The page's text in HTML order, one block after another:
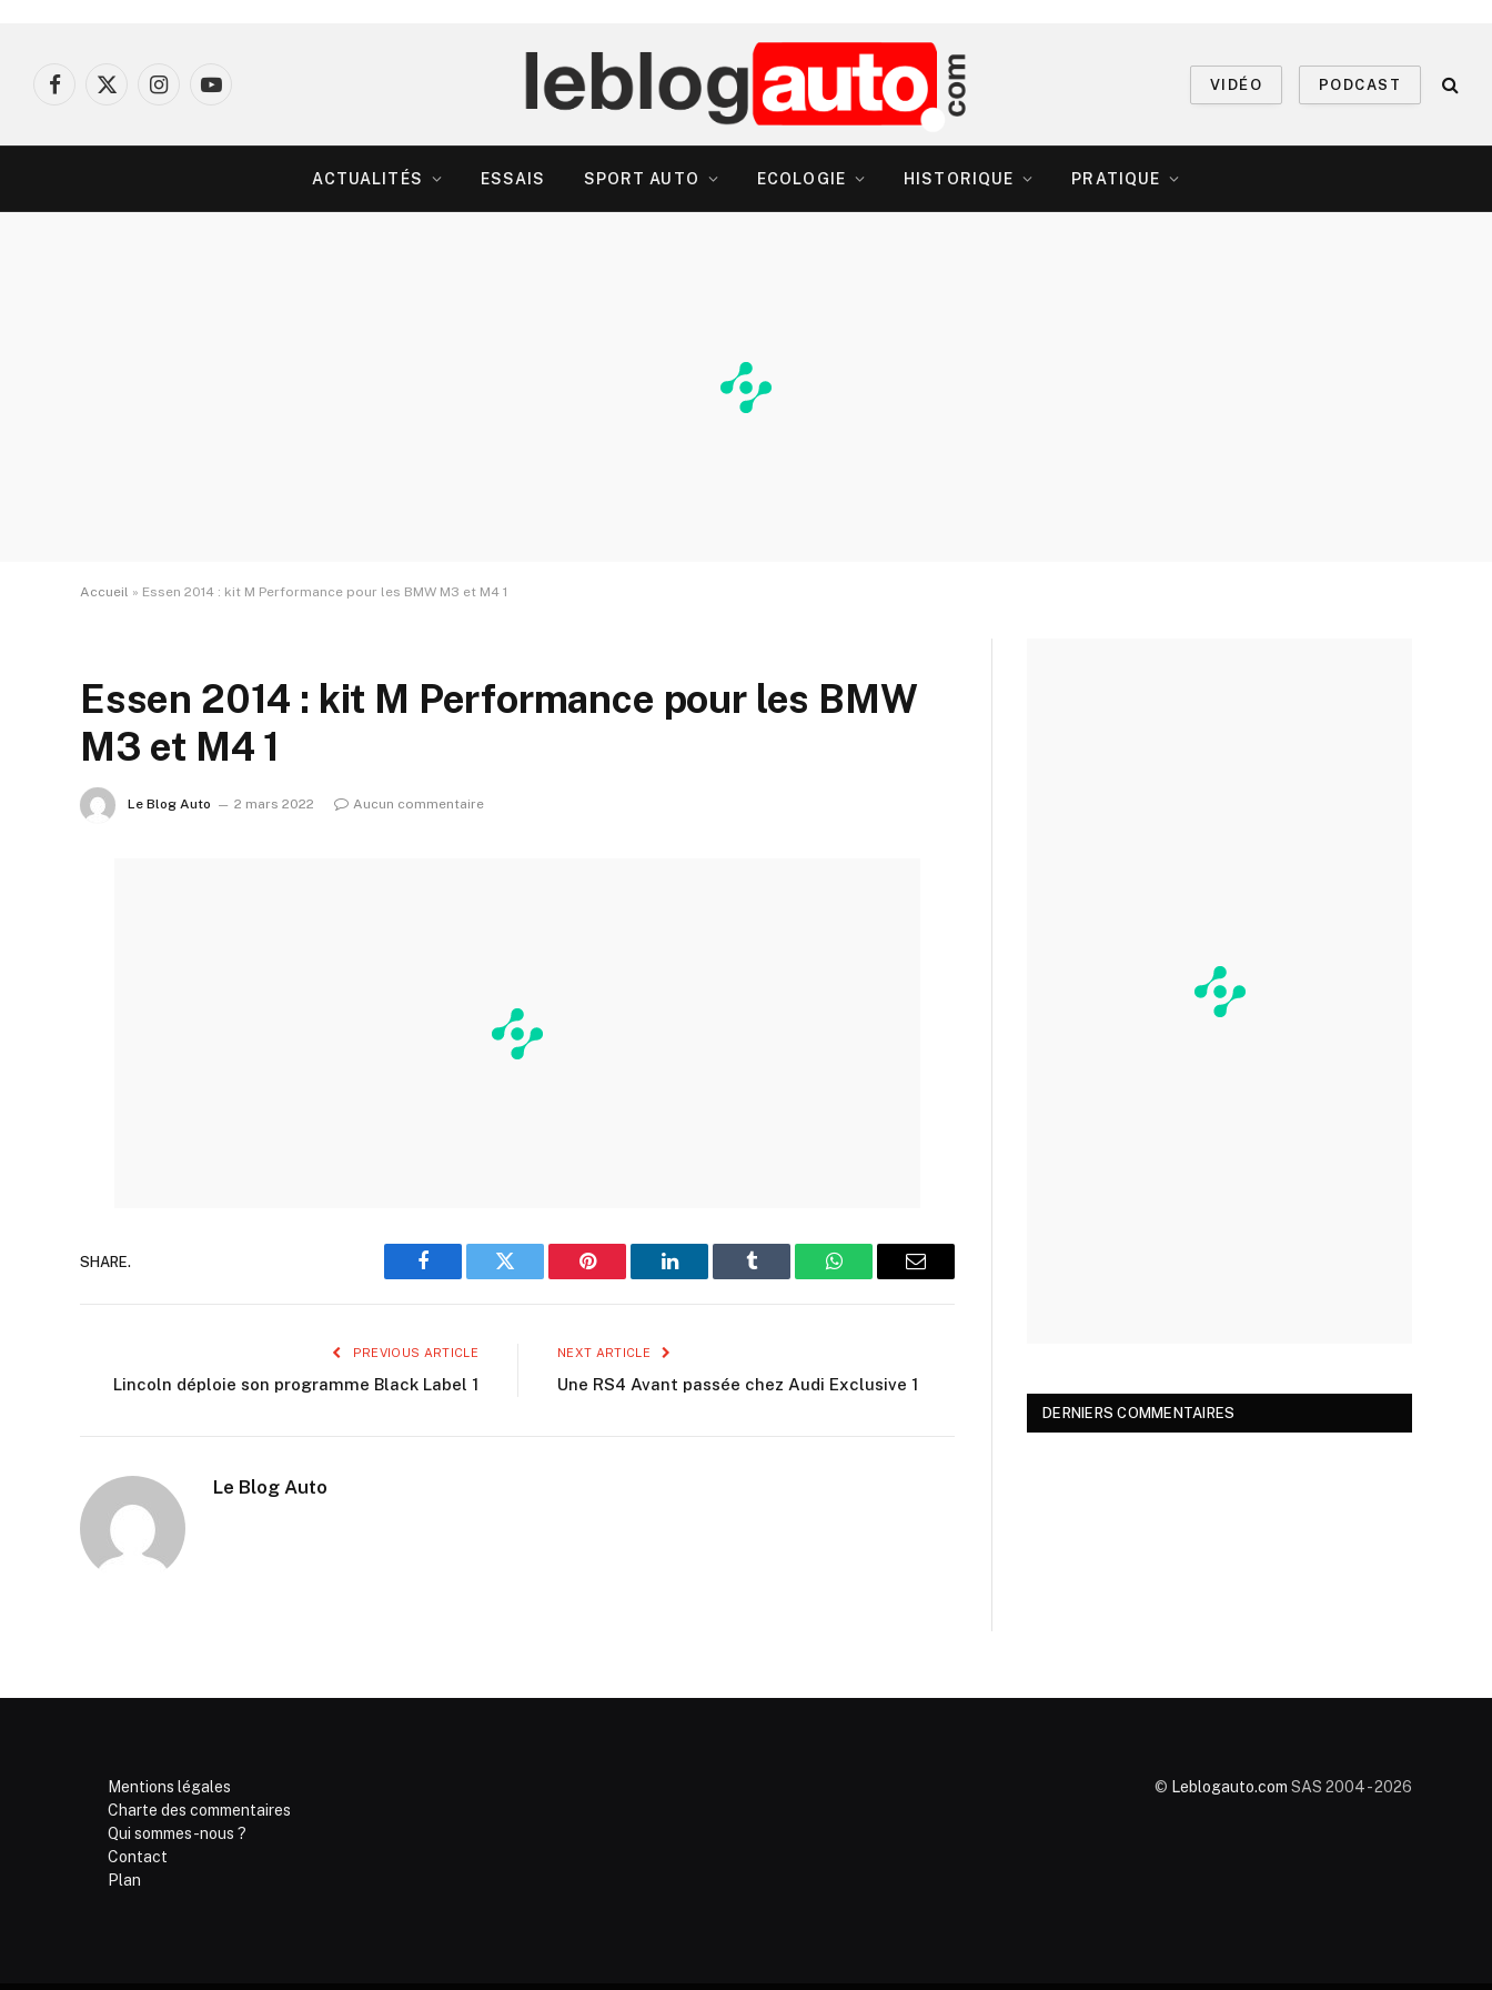
Facebook
X
InstagramYouTube
VIDÉO PODCAST
ACTUALITÉS ESSAIS SPORT AUTO ECOLOGIE HISTORIQUE PRATIQUE
Accueil » Essen 2014 : kit M Performance pour les BMW M3 et M4 1
Essen 2014 : kit M Performance pour les BMW
M3 et M4 1
Le Blog Auto 2 mars 2022 Aucun commentaire
SHARE.
Facebook Twitter Pinterest LinkedIn Tumblr WhatsAppEmail
PREVIOUS ARTICLE
Lincoln déploie son programme Black Label 1
NEXT ARTICLE
Une RS4 Avant passée chez Audi Exclusive 1
Le Blog Auto
DERNIERS COMMENTAIRES
Mentions légales
Charte des commentaires
Qui sommes-nous ?
Contact
Plan
© Leblogauto.com SAS 2004 - 2026